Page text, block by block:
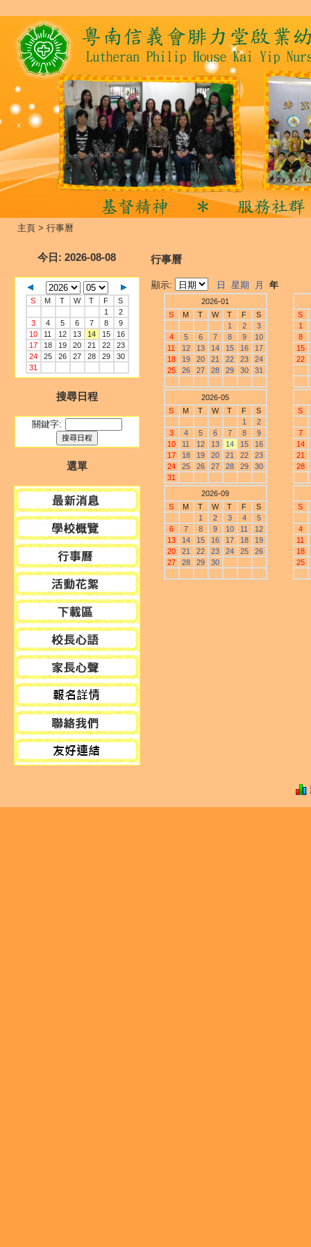
主頁 > 行事曆
今日 : 2026-08-08
S M T W T F
S
1
2
3
4 5 6 7 8
9
10
11 12 13 14 15
16
17
18 19 20 21 22
23
24
25 26 27 28 29
30
31
搜尋日程
關鍵字:
選單
行事曆
顯示: 日 星期 月 年
2026-01
S
M T W T F
S
1
2
3
4
5 6 7 8 9
10
11
12 13 14 15 16
17
18
19 20 21 22 23
24
25
26 27 28 29 30 31
S
1
8
15
22
2026-05
S
M T W T F
S
1
2
3
4 5 6 7 8
9
10
11 12 13 14 15
16
17
18 19 20 21 22
23
24
25 26 27 28 29
30
31
S
7
14
21
28
2026-09
S
M T W T F
S
1
2 3 4
5
6
7 8 9 10 11
12
13
14 15 16 17 18
19
20
21 22 23 24 25
26
27
28 29 30
S
4
11
18
25